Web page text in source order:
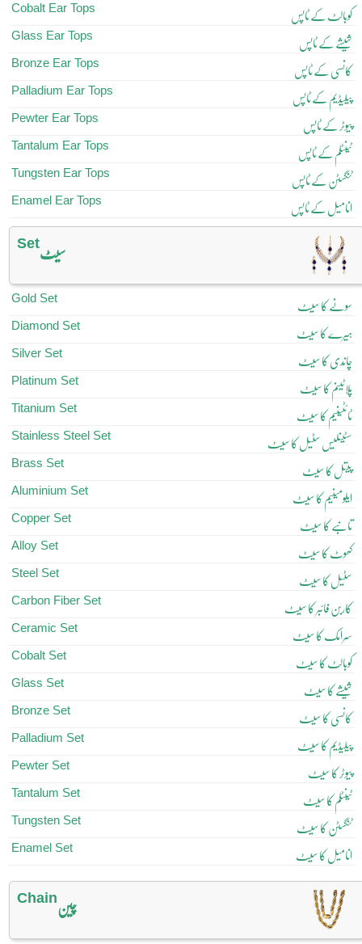
Cobalt Ear Tops کوبالٹ کے ٹاپس
Glass Ear Tops شیشے کے ٹاپس
Bronze Ear Tops کانسی کے ٹاپس
Palladium Ear Tops پیلیڈیم کے ٹاپس
Pewter Ear Tops پیوٹر کے ٹاپس
Tantalum Ear Tops ٹینٹلم کے ٹاپس
Tungsten Ear Tops ٹنگسٹن کے ٹاپس
Enamel Ear Tops انامیل کے ٹاپس
Setسیٹ
Gold Set سونے کا سیٹ
Diamond Set ہیرے کا سیٹ
Silver Set چاندی کا سیٹ
Platinum Set پلاٹینم کا سیٹ
Titanium Set ٹائٹینیم کا سیٹ
Stainless Steel Set سٹینلیس سٹیل کا سیٹ
Brass Set پیتل کا سیٹ
Aluminium Set ایلومینیم کا سیٹ
Copper Set تانبے کا سیٹ
Alloy Set کھوٹ کا سیٹ
Steel Set سٹیل کا سیٹ
Carbon Fiber Set کاربن فائبر کا سیٹ
Ceramic Set سرامک کا سیٹ
Cobalt Set کوبالٹ کا سیٹ
Glass Set شیشے کا سیٹ
Bronze Set کانسی کا سیٹ
Palladium Set پیلیڈیم کا سیٹ
Pewter Set پیوٹر کا سیٹ
Tantalum Set ٹینٹلم کا سیٹ
Tungsten Set ٹنگسٹن کا سیٹ
Enamel Set انامیل کا سیٹ
Chainچین